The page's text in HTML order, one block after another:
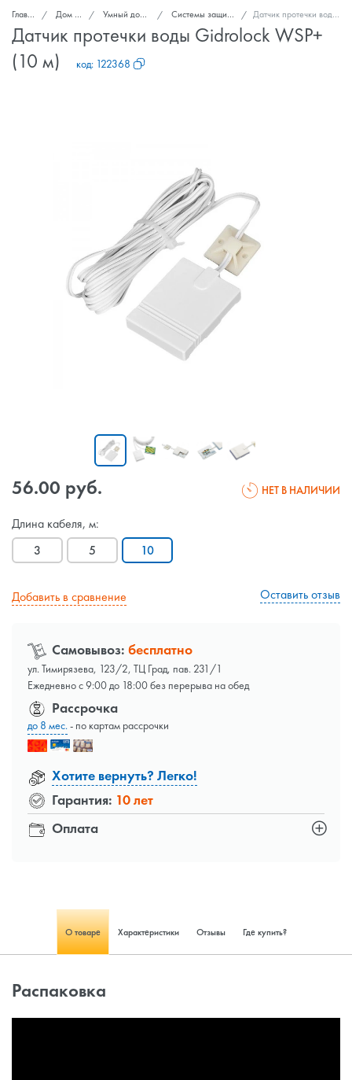
Главная Дом и сад Умный дом и безопасность Системы защиты от протечек воды Датчик протечки воды Gidrolock WSP+ (10 м)
Датчик протечки воды Gidrolock WSP+
(10 м)
код: 122368
56.00 руб. НЕТ В НАЛИЧИИ
Длина кабеля, м:
3
5 10
Добавить в сравнение Оставить отзыв
Самовывоз: бесплатно
ул. Тимирязева, 123/2, ТЦ Град, пав. 231/1
Ежедневно с 9:00 до 18:00 без перерыва на обед
Оплата
Рассрочка
до 8 мес.- по картам рассрочки
Хотите вернуть? Легко!
Гарантия: 10 лет
О товаре Характеристики Отзывы Где купить?
Распаковка